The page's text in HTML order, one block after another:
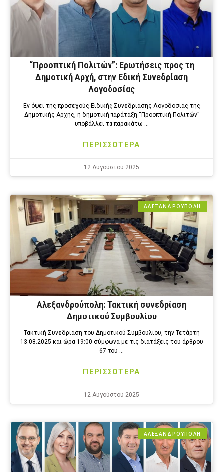
“Προοπτική Πολιτών”: Ερωτήσεις προς τη
Δημοτική Αρχή, στην Εδική Συνεδρίαση
Λογοδοσίας
Εν όψει της προσεχούς Ειδικής Συνεδρίασης Λογοδοσίας της
Δημοτικής Αρχής, η δημοτική παράταξη “Προοπτική Πολιτών”
υποβάλλει τα παρακάτω …
ΠΕΡΙΣΣΟΤΕΡΑ
12 Αυγούστου 2025
ΑΛΕΞΑΝΔΡΟΎΠΟΛΗ
Αλεξανδρούπολη: Τακτική συνεδρίαση
Δημοτικού Συμβουλίου
Τακτική Συνεδρίαση του Δημοτικού Συμβουλίου, την Τετάρτη
13.08.2025 και ώρα 19:00 σύμφωνα με τις διατάξεις του άρθρου
67 του …
ΠΕΡΙΣΣΟΤΕΡΑ
12 Αυγούστου 2025
ΑΛΕΞΑΝΔΡΟΎΠΟΛΗ